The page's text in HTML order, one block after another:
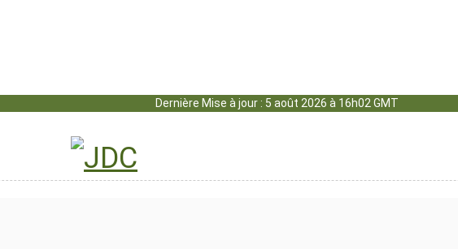
Dernière Mise à jour : 5 août 2026 à 16h02 GMT